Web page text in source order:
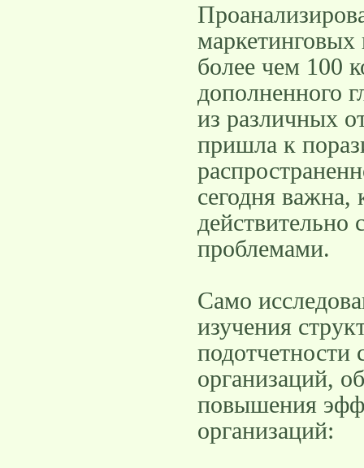
маркетинговых
более чем 100
дополненного
из различных
пришла к
сегодня важна,
действительно
проблемами.
Само
изучения
подотчетности
организаций,
повышения
организаций: